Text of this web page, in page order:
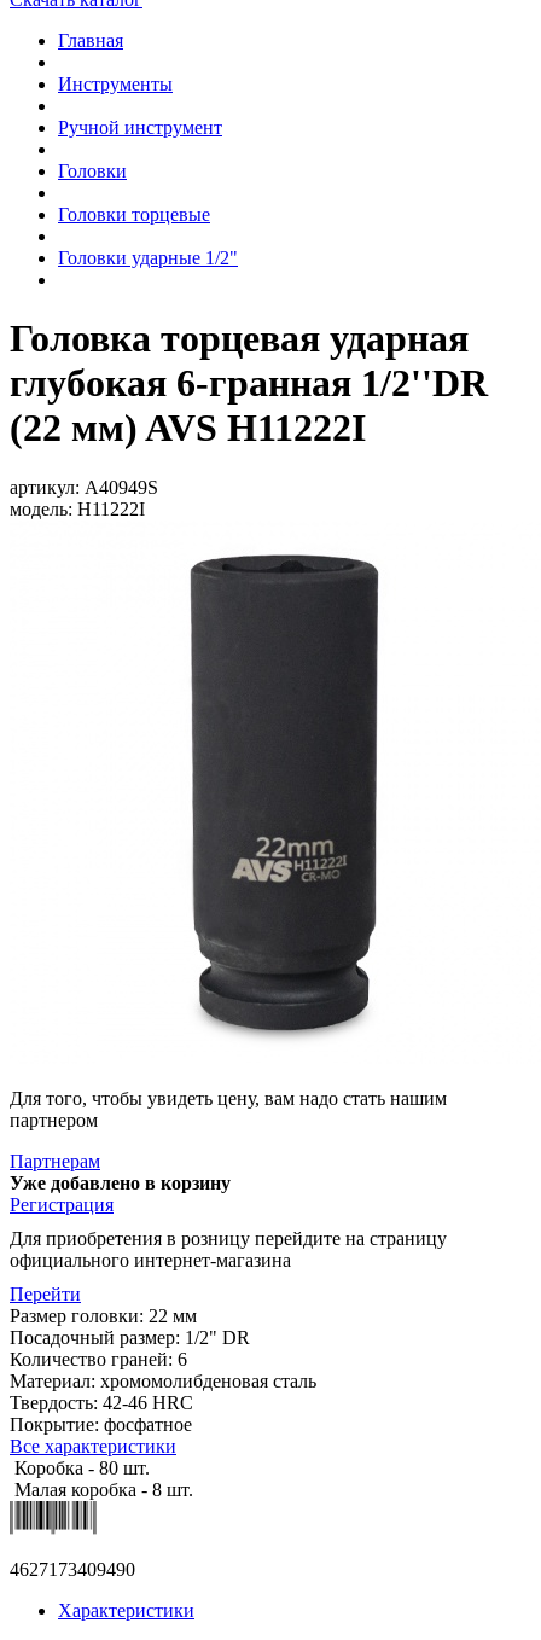
Главная
Инструменты
Ручной инструмент
Головки
Головки торцевые
Головки ударные 1/2"
Головка торцевая ударная
глубокая 6-гранная 1/2''DR
(22 мм) AVS H11222I
артикул: A40949S
модель: H11222I
Для того, чтобы увидеть цену, вам надо стать нашим
партнером
Партнерам
Уже добавлено в корзину
Регистрация
Для приобретения в розницу перейдите на страницу
официального интернет-магазина
Перейти
Размер головки: 22 мм
Посадочный размер: 1/2" DR
Количество граней: 6
Материал: хромомолибденовая сталь
Твердость: 42-46 HRC
Покрытие: фосфатное
Все характеристики
Коробка - 80 шт.
Малая коробка - 8 шт.
4627173409490
Характеристики